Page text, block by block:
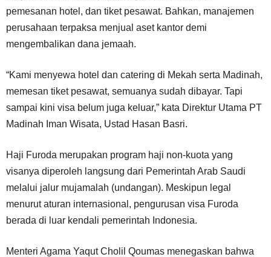
pemesanan hotel, dan tiket pesawat. Bahkan, manajemen
perusahaan terpaksa menjual aset kantor demi
mengembalikan dana jemaah.
“Kami menyewa hotel dan catering di Mekah serta Madinah,
memesan tiket pesawat, semuanya sudah dibayar. Tapi
sampai kini visa belum juga keluar,” kata Direktur Utama PT
Madinah Iman Wisata, Ustad Hasan Basri.
Haji Furoda merupakan program haji non-kuota yang
visanya diperoleh langsung dari Pemerintah Arab Saudi
melalui jalur mujamalah (undangan). Meskipun legal
menurut aturan internasional, pengurusan visa Furoda
berada di luar kendali pemerintah Indonesia.
Menteri Agama Yaqut Cholil Qoumas menegaskan bahwa